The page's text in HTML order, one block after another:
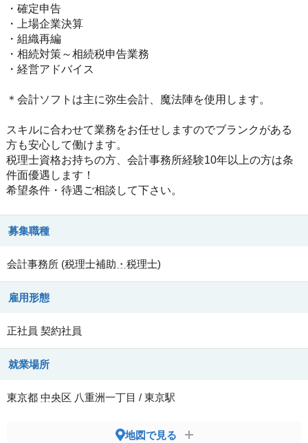
・確定申告
・上場企業決算
・組織再編
・相続対策～相続税申告業務
・経営アドバイス
＊会計ソフトは主に弥生会計、魔法陣を使用します。
スキルに合わせて業務をお任せしますのでブランクがある
方も安心して働けます。
税理士資格お持ちの方、会計事務所経験10年以上の方は条
件面優遇します！
希望条件・待遇ご相談して下さい。
募集職種
会計事務所 (税理士補助・税理士)
雇用形態
正社員 契約社員
就業場所
東京都 中央区 八重洲一丁目 / 東京駅
地図で見る